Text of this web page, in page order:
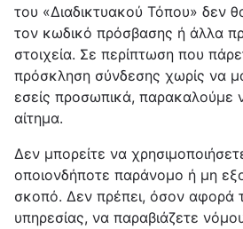
του «Διαδικτυακού Τόπου» δεν
τον κωδικό πρόσβασης ή άλλα
στοιχεία. Σε περίπτωση που
πρόσκληση σύνδεσης χωρίς να
εσείς προσωπικά, παρακαλούμε
αίτημα.
Δεν μπορείτε να
οποιονδήποτε παράνομο ή μη
σκοπό. Δεν πρέπει, όσον αφορά
υπηρεσίας, να παραβιάζετε